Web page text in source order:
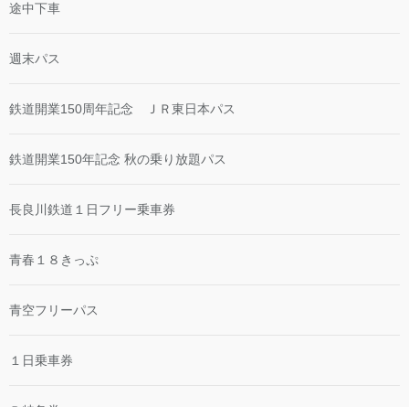
途中下車
週末パス
鉄道開業150周年記念 ＪＲ東日本パス
鉄道開業150年記念 秋の乗り放題パス
長良川鉄道１日フリー乗車券
青春１８きっぷ
青空フリーパス
１日乗車券